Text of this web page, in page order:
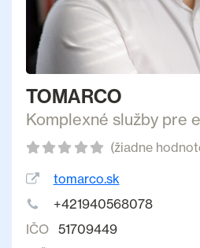
TOMARCO
Komplexné služby pre
(žiadne
tomarco.sk
+421940568078
IČO
51709449